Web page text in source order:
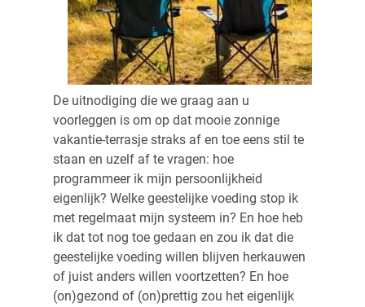
De uitnodiging die we graag aan u
voorleggen is om op dat mooie zonnige
vakantie-terrasje straks af en toe eens stil te
staan en uzelf af te vragen: hoe
programmeer ik mijn persoonlijkheid
eigenlijk? Welke geestelijke voeding stop ik
met regelmaat mijn systeem in? En hoe heb
ik dat tot nog toe gedaan en zou ik dat die
geestelijke voeding willen blijven herkauwen
of juist anders willen voortzetten? En hoe
(on)gezond of (on)prettig zou het eigenlijk